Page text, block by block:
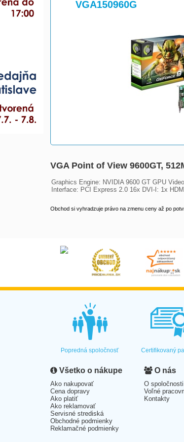
>
VGA150960G
VGA Point of View 9600GT,
Graphics Engine: NVIDIA 9600 GT GPU
Interface: PCI Express 2.0 16x DVI-I: 1x
Obchod si vyhradzuje právo na zmenu ceny až po
Popredná spoločnosť Certifikovaný
Všetko o nákupe
Ako nakupovať
Cena dopravy
Ako platiť
Ako reklamovať
Servisné strediská
Obchodné podmienky
Reklamačné podmienky
O nás
O spoločnosti
Voľné
Kontakty